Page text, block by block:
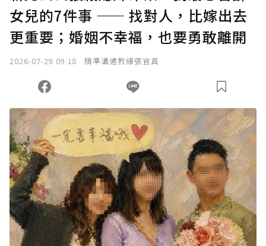
確認送出
您當前剩餘 U 利點數：0點；前往 購買點數
女兒的7件事 —— 找對人，比嫁出去
更重要；婚姻不幸福，也要勇敢離開
2026-07-29 09:18 精準溝通教練張宜真